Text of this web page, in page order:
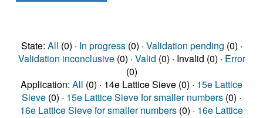
State: All (0) · In progress(0) · Validation pending (0) ·
Validation inconclusive(0) · Valid (0) · Invalid (0) · Error
(0)
Application: All (0) · 14e Lattice Sieve (0) · 15e Lattice
Sieve (0) · 15e Lattice Sieve for smaller numbers (0) ·
16e Lattice Sieve for smaller numbers (0) · 16e Lattice